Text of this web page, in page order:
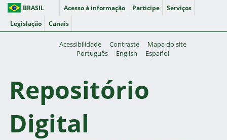
BRASIL Acesso à informação Participe
Serviços
Legislação
Canais
Acessibilidade Contraste
Mapa do site
Português
English Español
Repositório
Digital